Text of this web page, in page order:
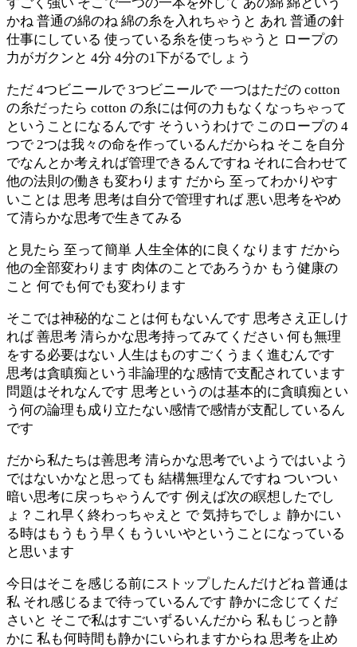
かね 普通の綿のね 綿の糸を入れちゃうと あれ 普通の針
仕事にしている 使っている糸を使っちゃうと ロープの
力がガクンと 4分 4分の1下がるでしょう
ただ 4つビニールで 3つビニールで 一つはただの cotton
の糸だったら cotton の糸には何の力もなくなっちゃって
ということになるんです そういうわけで このロープの 4
つで 2つは我々の命を作っているんだからね そこを自分
でなんとか考えれば管理できるんですね それに合わせて
他の法則の働きも変わります だから 至ってわかりやす
いことは 思考 思考は自分で管理すれば 悪い思考をやめ
て清らかな思考で生きてみる
と見たら 至って簡単 人生全体的に良くなります だから
他の全部変わります 肉体のことであろうか もう健康の
こと 何でも何でも変わります
そこでは神秘的なことは何もないんです 思考さえ正しけ
れば 善思考 清らかな思考持ってみてください 何も無理
をする必要はない 人生はものすごくうまく進むんです
思考は貪瞋痴という非論理的な感情で支配されています
問題はそれなんです 思考というのは基本的に貪瞋痴とい
う何の論理も成り立たない感情で感情が支配しているん
です
だから私たちは善思考 清らかな思考でいようではいよう
ではないかなと思っても 結構無理なんですね ついつい
暗い思考に戻っちゃうんです 例えば次の瞑想したでし
ょ？これ早く終わっちゃえと で 気持ちでしょ 静かにい
る時はもうもう早くもういいやということになっている
と思います
今日はそこを感じる前にストップしたんだけどね 普通は
私 それ感じるまで待っているんです 静かに念じてくだ
さいと そこで私はすごいずるいんだから 私もじっと静
かに 私も何時間も静かにいられますからね 思考を止め